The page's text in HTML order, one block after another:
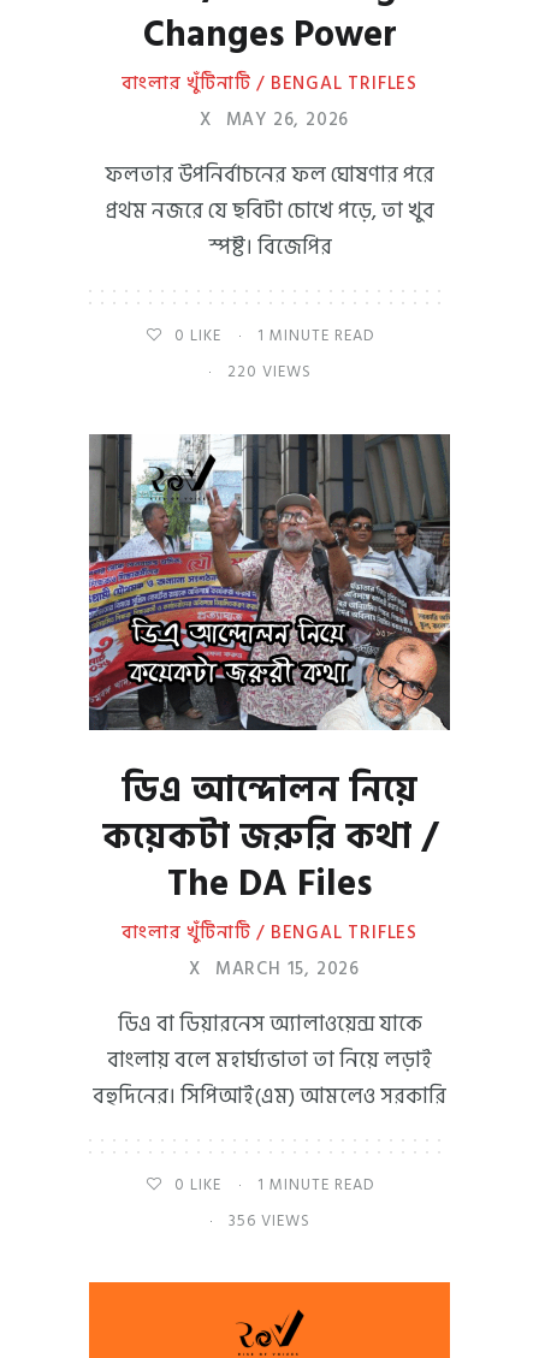
Changes Power
বাংলার খুঁটিনাটি / BENGAL TRIFLES
X MAY 26, 2026
ফলতার উপনির্বাচনের ফল ঘোষণার পরে
প্রথম নজরে যে ছবিটা চোখে পড়ে, তা খুব
স্পষ্ট। বিজেপির
0 LIKE
1 MINUTE READ
220 VIEWS
ডিএ আন্দোলন নিয়ে
কয়েকটা জরুরি কথা /
The DA Files
বাংলার খুঁটিনাটি / BENGAL TRIFLES
X MARCH 15, 2026
ডিএ বা ডিয়ারনেস অ্যালাওয়েন্স যাকে
বাংলায় বলে মহার্ঘ্যভাতা তা নিয়ে লড়াই
বহুদিনের। সিপিআই(এম) আমলেও সরকারি
0 LIKE
1 MINUTE READ
356 VIEWS